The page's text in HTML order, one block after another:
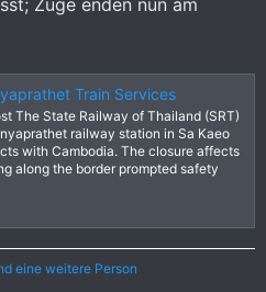
Züge enden nun am
Train Services
The State Railway of Thailand (SRT)
railway station in Sa Kaeo
with Cambodia. The closure affects
along the border prompted safety
eine weitere Person